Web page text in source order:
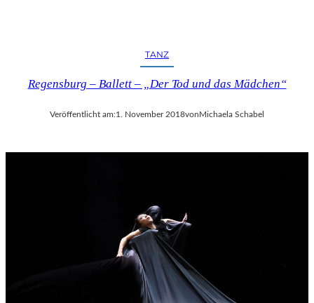
TANZ
Regensburg – Ballett – „Der Tod und das Mädchen“
Veröffentlicht am:1. November 2018vonMichaela Schabel